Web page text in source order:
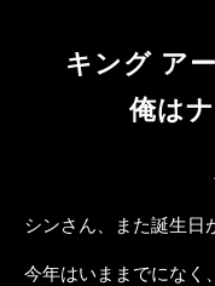
キング ア
俺は
シンさん、また誕生日
今年はいままでになく